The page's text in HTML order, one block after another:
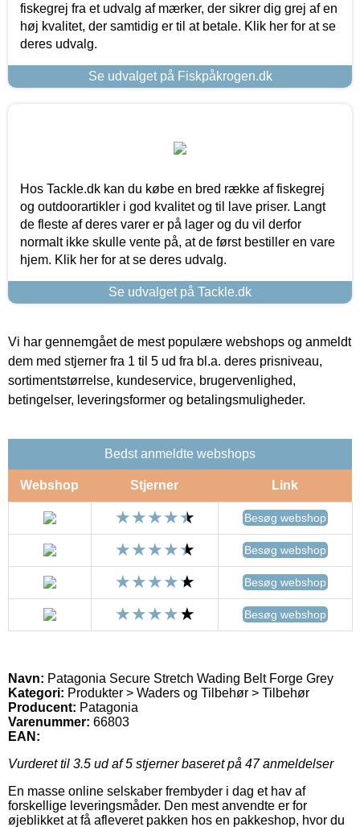
fiskegrej fra et udvalg af mærker, der sikrer dig grej af en
høj kvalitet, der samtidig er til at betale. Klik her for at se
deres udvalg.
Se udvalget på Fiskpåkrogen.dk
Hos Tackle.dk kan du købe en bred række af fiskegrej
og outdoorartikler i god kvalitet og til lave priser. Langt
de fleste af deres varer er på lager og du vil derfor
normalt ikke skulle vente på, at de først bestiller en vare
hjem. Klik her for at se deres udvalg.
Se udvalget på Tackle.dk
Vi har gennemgået de mest populære webshops og anmeldt
dem med stjerner fra 1 til 5 ud fra bl.a. deres prisniveau,
sortimentstørrelse, kundeservice, brugervenlighed,
betingelser, leveringsformer og betalingsmuligheder.
Bedst anmeldte webshops
Webshop Stjerner Link
Besøg webshop
Besøg webshop
Besøg webshop
Besøg webshop
Navn: Patagonia Secure Stretch Wading Belt Forge Grey
Kategori: Produkter > Waders og Tilbehør > Tilbehør
Producent: Patagonia
Varenummer: 66803
EAN:
Vurderet til 3.5 ud af 5 stjerner baseret på 47anmeldelser
En masse online selskaber frembyder i dag et hav af
forskellige leveringsmåder. Den mest anvendte er for
øjeblikket at få afleveret pakken hos en pakkeshop, hvor du